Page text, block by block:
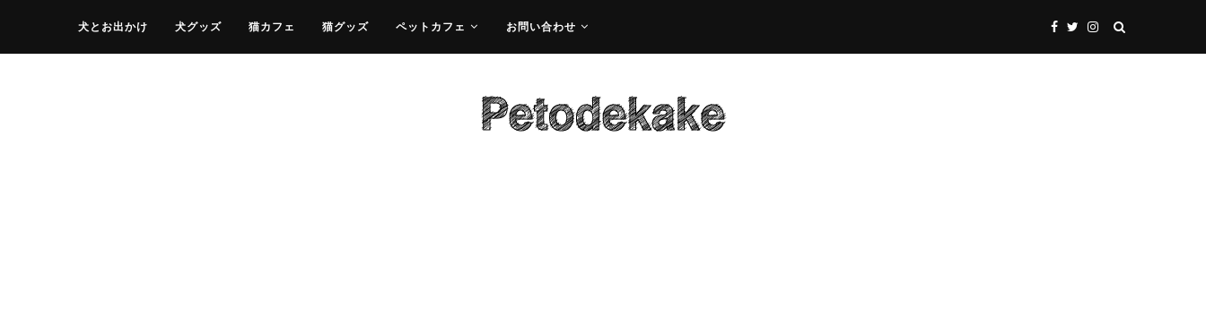
犬とお出かけ 犬グッズ 猫カフェ 猫グッズ ペットカフェ お問い合わせ